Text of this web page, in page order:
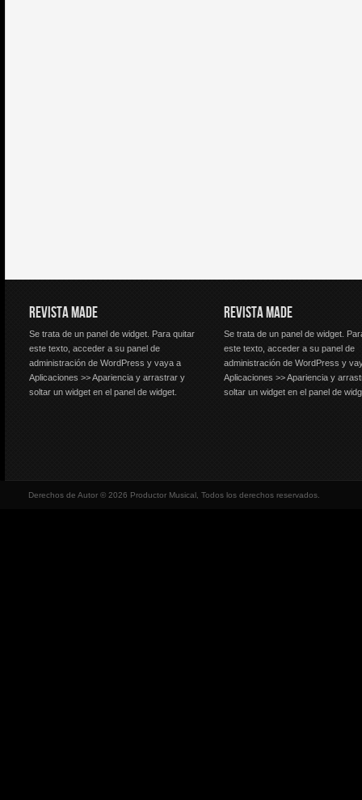
REVISTA MADE
Se trata de un panel de widget. Para quitar
este texto, acceder a su panel de
administración de WordPress y vaya a
Aplicaciones >> Apariencia y arrastrar y
soltar un widget en el panel de widget.
REVISTA MADE
Se trata de un panel de widget.
este texto, acceder a su panel de
administración de WordPress y
Aplicaciones >> Apariencia y
soltar un widget en el panel de
Derechos de Autor © 2026 Productor Musical, Todos los derechos reservados.